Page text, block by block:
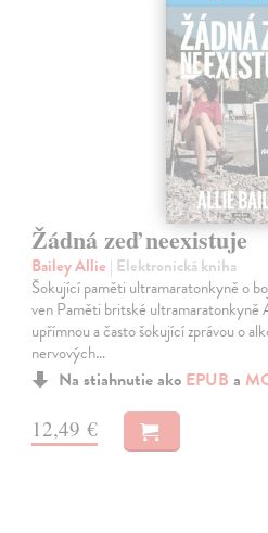
Žádná zeď neexistuje
Bailey Allie | Elektronická kniha
Šokující paměti ultramaratonkyně o
ven Paměti britské ultramaratonkyně
upřímnou a často šokující zprávou o
nervových…
Na stiahnutie ako EPUB a
12,49 €